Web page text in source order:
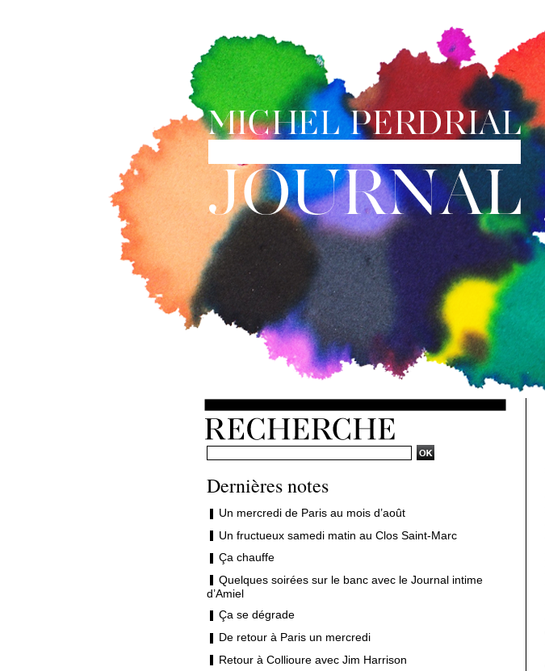
Dernières notes
Un mercredi de Paris au mois d’août
Un fructueux samedi matin au Clos Saint-Marc
Ça chauffe
Quelques soirées sur le banc avec le Journal intime
d’Amiel
Ça se dégrade
De retour à Paris un mercredi
Retour à Collioure avec Jim Harrison